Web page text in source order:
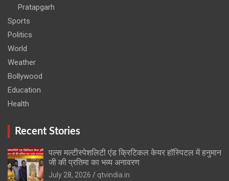
Pratapgarh
Sports
Politics
World
Weather
Bollywood
Education
Health
Recent Stories
पल्स मल्टीस्पेशलिटी एंड क्रिटिकल केयर हॉस्पिटल में हनुमान
जी की प्रतिमा का भव्य अनावरण
July 28, 2026
qtvindia.in